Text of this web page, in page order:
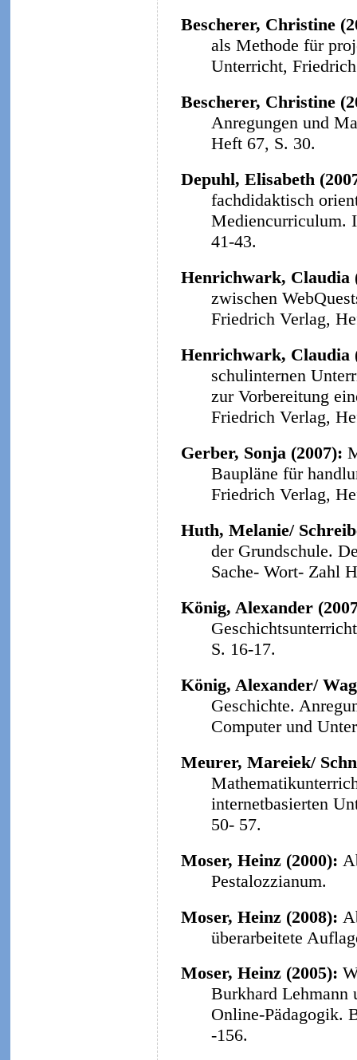
Bescherer, Christine
als Methode für
Unterricht,
Bescherer, Christine
Anregungen und
Heft 67, S. 30.
Depuhl, Elisabeth
fachdidaktisch
Mediencurriculum.
41-43.
Henrichwark, Claudia
zwischen
Friedrich Verlag,
Henrichwark, Claudia
schulinternen
zur Vorbereitung
Friedrich Verlag,
Gerber, Sonja (2007):
Baupläne für
Friedrich Verlag,
Huth, Melanie/
der Grundschule.
Sache- Wort- Zahl
König, Alexander
S. 16-17.
König, Alexander/
Geschichte.
Computer und
Meurer, Mareiek/
internetbasierten
50- 57.
Moser, Heinz (2000):
Pestalozzianum.
Moser, Heinz (2008):
überarbeitete
Moser, Heinz (2005):
Burkhard Lehmann
Online-Pädagogik.
-156.